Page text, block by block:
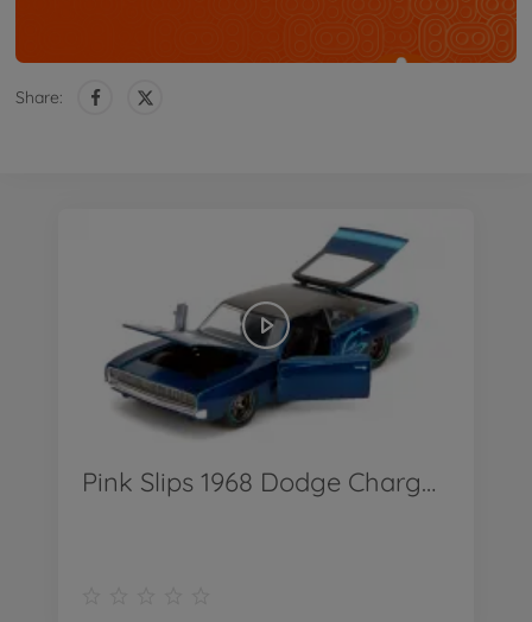
Share:
Pink Slips 1968 Dodge Charger 1:24 - Produkt Video